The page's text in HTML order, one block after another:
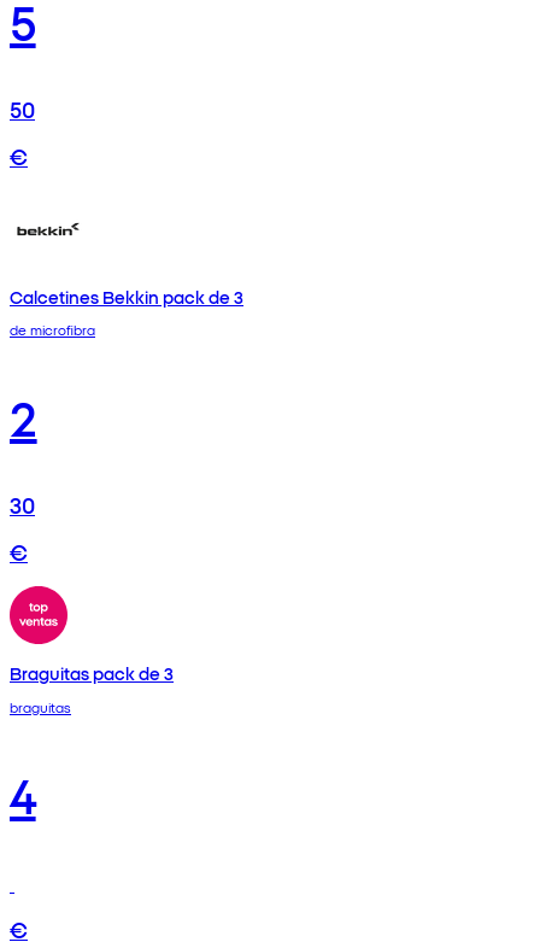
5
50
€
Calcetines Bekkin pack de 3
de microfibra
2
30
€
Braguitas pack de 3
braguitas
4
€